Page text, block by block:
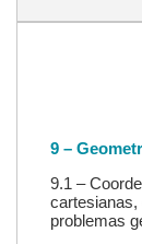
9 –
9.1 –
cartesianas,
problemas